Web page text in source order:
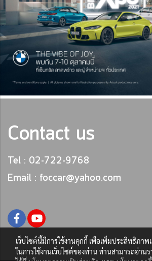
Contact us
Tel : 02-722-9768
Email : foccar@yahoo.com
เว็บไซต์นี้มีการใช้งานคุกกี้ เพื่อเพิ่มประสิทธิภา
ในการใช้งานเว็บไซต์ของท่าน ท่านสามารถอ่าน